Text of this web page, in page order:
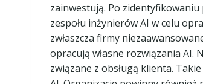
zainwestują. Po
zespołu inżynierów AI w celu
zwłaszcza firmy
opracują własne rozwiązania AI.
związane z obsługą klienta.